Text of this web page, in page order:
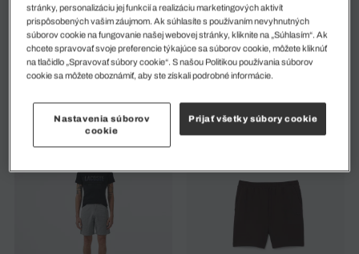
Šortky Z Dvojitého Piké Loose
Bavlnené Šortky Z Kepru
Loose Fit
stránky, personalizáciu jej funkcií a realizáciu marketingových aktivít
prispôsobených vašim záujmom. Ak súhlasíte s používaním nevyhnutných
súborov cookie na fungovanie našej webovej stránky, kliknite na „Súhlasím“. Ak
chcete spravovať svoje preferencie týkajúce sa súborov cookie, môžete kliknúť
na tlačidlo „Spravovať súbory cookie“. S našou Politikou používania súborov
cookie sa môžete oboznámiť, aby ste získali podrobné informácie.
Nastavenia súborov
cookie
Prijať všetky súbory cookie